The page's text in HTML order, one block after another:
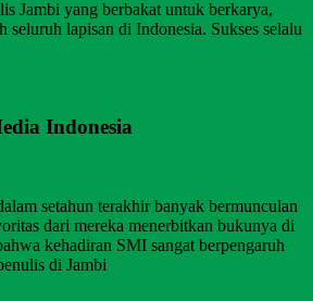
Jambi yang berbakat untuk berkarya,
seluruh lapisan di Indonesia. Sukses selalu
Indonesia
setahun terakhir banyak bermunculan
dari mereka menerbitkan bukunya di
kehadiran SMI sangat berpengaruh
di Jambi